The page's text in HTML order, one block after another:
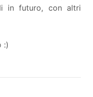
in futuro, con altri
:)